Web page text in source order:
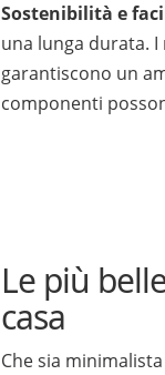
Sostenibilità e
una lunga durata.
garantiscono un
componenti
Le più
casa
Che sia